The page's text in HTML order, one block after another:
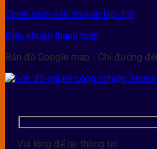
Chính sách vận chuyển lắp đặt
Điều khoản thanh toán
Bản đồ Google map - Chỉ đường
Vui lòng để lại thông tin